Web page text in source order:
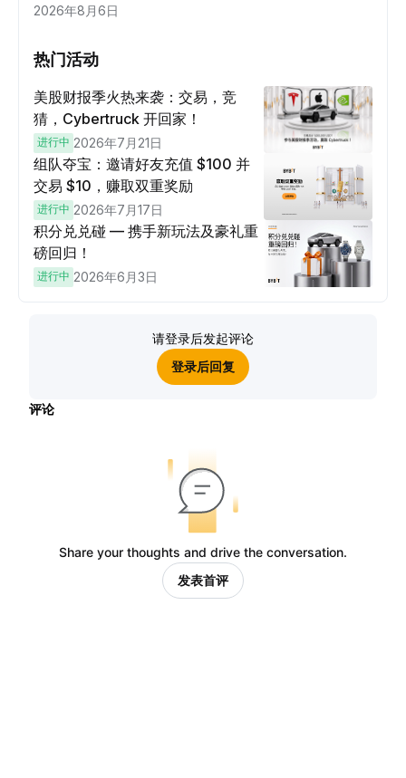
2026年8月6日
热门活动
美股财报季火热来袭：交易，竞
猜，Cybertruck 开回家！
进行中 2026年7月21日
组队夺宝：邀请好友充值 $100 并
交易 $10，赚取双重奖励
进行中 2026年7月17日
积分兑兑碰 — 携手新玩法及豪礼重
磅回归！
进行中 2026年6月3日
请登录后发起评论
登录后回复
评论
Share your thoughts and drive the conversation.
发表首评